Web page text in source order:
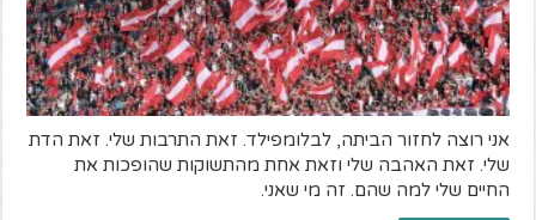
אני רוצה לחזור הביתה, לבלומפילד. זאת התרבות שלי. זאת הדת
שלי. זאת האהבה שלי וזאת אחת מהתשוקות שהופכות את
החיים שלי למה שהם. זה מי שאני.